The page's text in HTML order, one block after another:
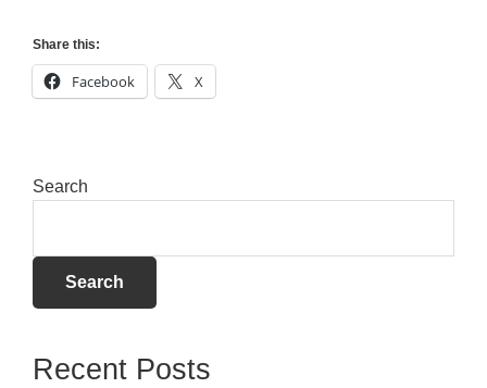
Share this:
Facebook X
Search
Search
Recent Posts